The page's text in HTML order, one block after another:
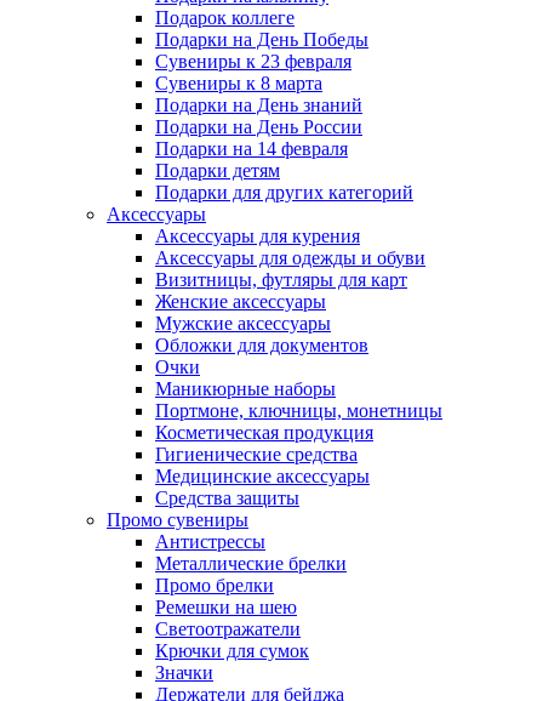
Подарок коллеге
Подарки на День Победы
Сувениры к 23 февраля
Сувениры к 8 марта
Подарки на День знаний
Подарки на День России
Подарки на 14 февраля
Подарки детям
Подарки для других категорий
Аксессуары
Аксессуары для курения
Аксессуары для одежды и обуви
Визитницы, футляры для карт
Женские аксессуары
Мужские аксессуары
Обложки для документов
Очки
Маникюрные наборы
Портмоне, ключницы, монетницы
Косметическая продукция
Гигиенические средства
Медицинские аксессуары
Средства защиты
Промо сувениры
Антистрессы
Металлические брелки
Промо брелки
Ремешки на шею
Светоотражатели
Крючки для сумок
Значки
Держатели для бейджа